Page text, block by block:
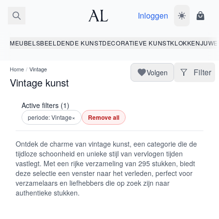
Inloggen Wissel
MEUBELSBEELDENDE KUNSTDECORATIEVE KUNSTKLOKKEN
Home / Vintage
Vintage kunst
Volgen Filter
Active filters (1)
periode: Vintage× Remove all
Ontdek de charme van vintage kunst, een categorie die de
tijdloze schoonheid en unieke stijl van vervlogen tijden
vastlegt. Met een rijke verzameling van 295 stukken, biedt
deze selectie een venster naar het verleden, perfect voor
verzamelaars en liefhebbers die op zoek zijn naar
authentieke stukken.